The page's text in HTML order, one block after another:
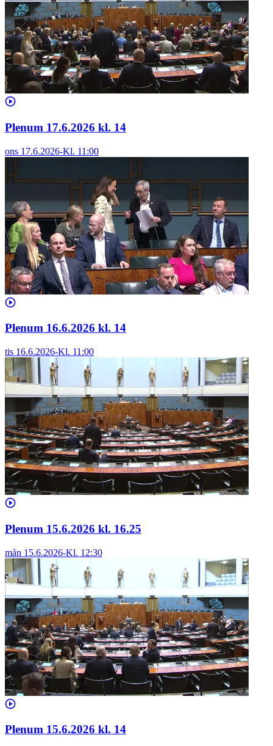
Plenum 17.6.2026 kl. 14
ons 17.6.2026-Kl. 11:00
Plenum 16.6.2026 kl. 14
tis 16.6.2026-Kl. 11:00
Plenum 15.6.2026 kl. 16.25
mån 15.6.2026-Kl. 12:30
Plenum 15.6.2026 kl. 14